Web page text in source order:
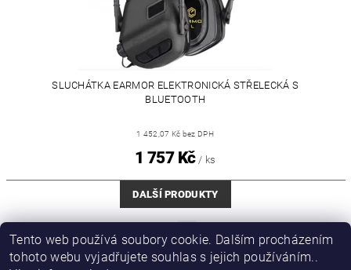
SLUCHÁTKA EARMOR ELEKTRONICKÁ STŘELECKÁ S
BLUETOOTH
1 452,07 Kč bez DPH
1 757 Kč / ks
DALŠÍ PRODUKTY
Tento web používá soubory cookie. Dalším procházením
tohoto webu vyjadřujete souhlas s jejich používáním..